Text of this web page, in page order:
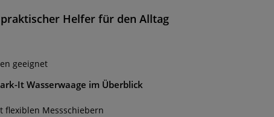
Helfer für den Alltag
geeignet
It Wasserwaage im Überblick
flexiblen Messschiebern